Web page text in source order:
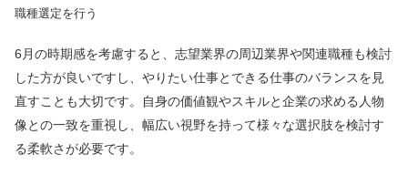
職種選定を行う
6月の時期感を考慮すると、志望業界の周辺業界や関連職種も検討
した方が良いですし、やりたい仕事とできる仕事のバランスを見
直すことも大切です。自身の価値観やスキルと企業の求める人物
像との一致を重視し、幅広い視野を持って様々な選択肢を検討す
る柔軟さが必要です。